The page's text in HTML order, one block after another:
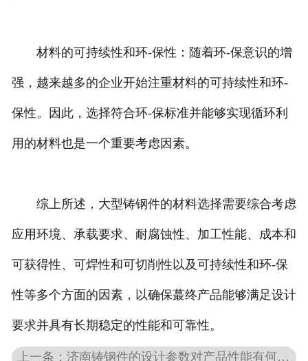
材料的可持续性和环-保性：随着环-保意识的增
强，越来越多的企业开始注重材料的可持续性和环-
保性。因此，选择符合环-保标准并能够实现循环利
用的材料也是一个重要考虑因素。
综上所述，大型铸钢件的材料选择需要综合考虑
应用环境、承载要求、耐腐蚀性、加工性能、成本和
可获得性、可焊性和可切削性以及可持续性和环-保
性等多个方面的因素，以确保蕞终产品能够满足设计
要求并具有长期稳定的性能和可靠性。
上一条：济南铸钢件的设计参数对产品性能有何影响？